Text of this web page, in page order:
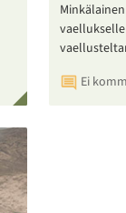
Ei